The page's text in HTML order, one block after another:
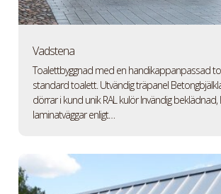
Vadstena
Toalettbyggnad med en handikappanpassad
standard toalett. Utvändig träpanel
dörrar i kund unik RAL kulör Invändig
laminatväggar enligt…